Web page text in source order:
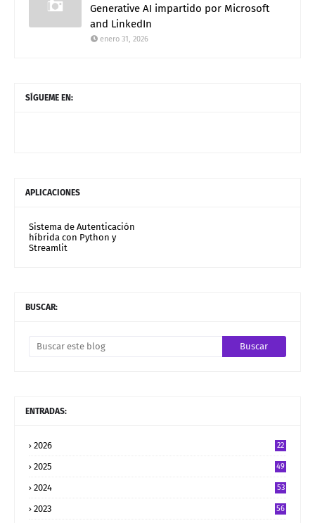
Generative AI impartido por Microsoft
and LinkedIn
enero 31, 2026
SÍGUEME EN:
APLICACIONES
Sistema de Autenticación
híbrida con Python y
Streamlit
BUSCAR:
ENTRADAS:
2026 22
2025 49
2024 53
2023 56